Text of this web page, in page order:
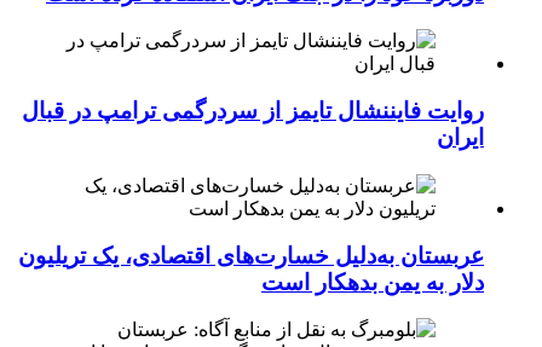
روایت فایننشال تایمز از سردرگمی ترامپ در قبال
ایران
عربستان به‌دلیل خسارت‌های اقتصادی، یک تریلیون
دلار به یمن بدهکار است